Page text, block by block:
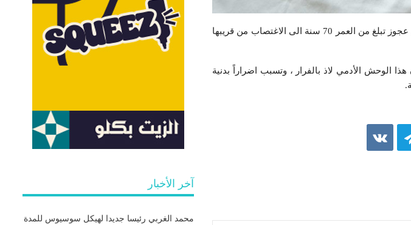
شهدت مدينة قرمدة، بحر هذا الأسبوع، حادثة شنيعة تمثّلت في تعرّض عجوز تبلغ من العمر 70 سنة الى الاغتصاب من قريبها
الوحش الأدمي لاذ بالفرار ، وتسبب اضراراً بدنية
آخر الأخبار
محمد الغربي رئيسا جديدا لهيكل سوسيوس للمدة